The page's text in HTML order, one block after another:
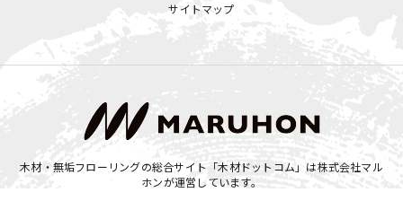
サイトマップ
木材・無垢フローリングの総合サイト「木材ドットコム」は株式会社マル
ホンが運営しています。